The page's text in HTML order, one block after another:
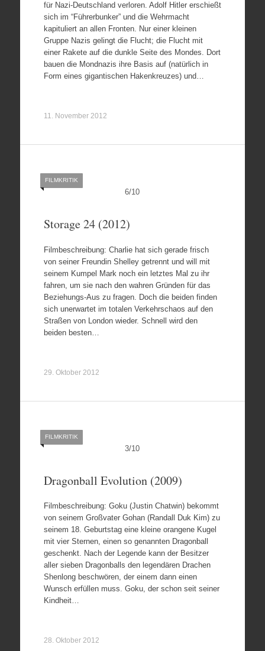
für Nazi-Deutschland verloren. Adolf Hitler erschießt
sich im “Führerbunker” und die Wehrmacht
kapituliert an allen Fronten. Nur einer kleinen
Gruppe Nazis gelingt die Flucht; die Flucht mit
einer Rakete auf die dunkle Seite des Mondes. Dort
bauen die Mondnazis ihre Basis auf (natürlich in
Form eines gigantischen Hakenkreuzes) und…
11. November 2012
6/10
FILMKRITIK
Storage 24 (2012)
Filmbeschreibung: Charlie hat sich gerade frisch
von seiner Freundin Shelley getrennt und will mit
seinem Kumpel Mark noch ein letztes Mal zu ihr
fahren, um sie nach den wahren Gründen für das
Beziehungs-Aus zu fragen. Doch die beiden finden
sich unerwartet im totalen Verkehrschaos auf den
Straßen von London wieder. Schnell wird den
beiden besten…
29. Oktober 2012
3/10
FILMKRITIK
Dragonball Evolution (2009)
Filmbeschreibung: Goku (Justin Chatwin) bekommt
von seinem Großvater Gohan (Randall Duk Kim) zu
seinem 18. Geburtstag eine kleine orangene Kugel
mit vier Sternen, einen so genannten Dragonball
geschenkt. Nach der Legende kann der Besitzer
aller sieben Dragonballs den legendären Drachen
Shenlong beschwören, der einem dann einen
Wunsch erfüllen muss. Goku, der schon seit seiner
Kindheit…
28. Oktober 2012